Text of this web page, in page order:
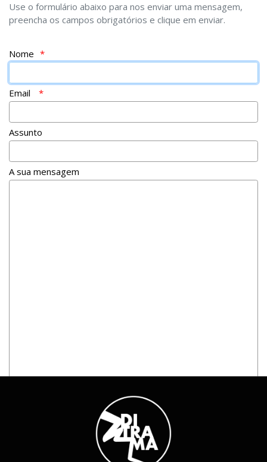
Use o formulário abaixo para nos enviar uma mensagem,
preencha os campos obrigatórios e clique em enviar.
Nome
Email
Assunto
A sua mensagem
Eu aceito a política de privacidade